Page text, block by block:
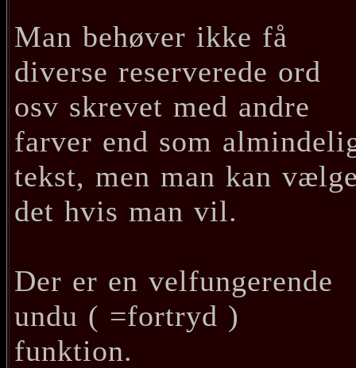
Man behøver ikke få
diverse reserverede ord
osv skrevet med andre
farver end som
tekst, men man kan
det hvis man vil.
Der er en velfungerende
undu ( =fortryd )
funktion.